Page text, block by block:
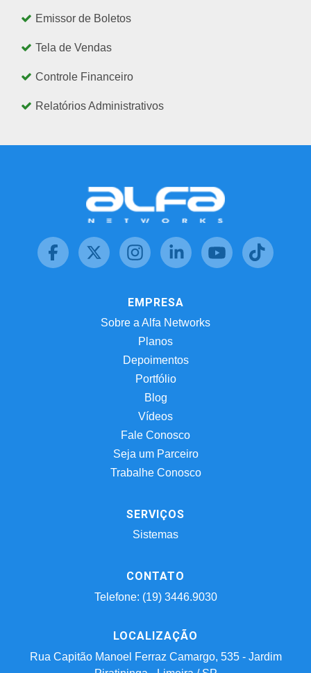
Emissor de Boletos
Tela de Vendas
Controle Financeiro
Relatórios Administrativos
EMPRESA
Sobre a Alfa Networks
Planos
Depoimentos
Portfólio
Blog
Vídeos
Fale Conosco
Seja um Parceiro
Trabalhe Conosco
SERVIÇOS
Sistemas
CONTATO
Telefone: (19) 3446.9030
LOCALIZAÇÃO
Rua Capitão Manoel Ferraz Camargo, 535 - Jardim